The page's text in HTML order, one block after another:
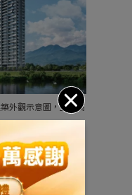
外觀示意圖，呈現高
遠雄房地產